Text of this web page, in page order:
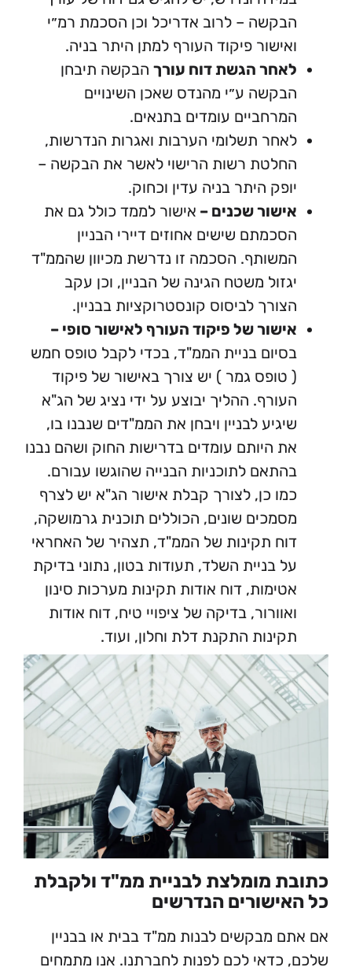
– לרוב אדריכל וכן הסכמת רמ״י
פיקוד העורף למתן היתר בניה.
הגשת דוח עורךהבקשה תיבחן
ע״י מהנדס שאכן השינויים
עומדים בתנאים.
תשלומי הערבות ואגרות הנדרשות,
רשות הרישוי לאשר את הבקשה –
היתר בניה עדין וכחוק.
שכנים –אישור לממד כולל גם את
שישים אחוזים דיירי הבניין
הסכמה זו נדרשת מכיוון שהממ"ד
משטח הגינה של הבניין, וכן עקב
לביסוס קונסטרוקציות בבניין.
של פיקוד העורף לאישור סופי –
בניית הממ"ד, בכדי לקבל טופס חמש
גמר ) יש צורך באישור של פיקוד
ההליך יבוצע על ידי נציג של הג"א
לבניין ויבחן את הממ"דים שנבנו בו,
היותם עומדים בדרישות החוק ושהם נבנו
לתוכניות הבנייה שהוגשו עבורם.
כן, לצורך קבלת אישור הג"א יש לצרף
שונים, הכוללים תוכנית גרמושקה,
תקינות של הממ"ד, תצהיר של האחראי
בניית השלד, תעודות בטון, נתוני בדיקת
דוח אודות תקינות מערכות סינון
בדיקה של ציפויי טיח, דוח אודות
התקנת דלת וחלון, ועוד.
מומלצת לבניית ממ"ד ולקבלת
הנדרשים
מבקשים לבנות ממ"ד בבית או בבניין
לכם לפנות לחברתנו. אנו מתמחים